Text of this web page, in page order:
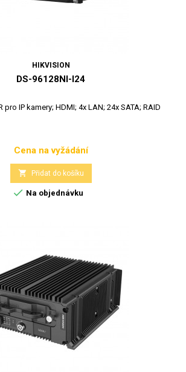
HIKVISION
DS-96128NI-I24
pro IP kamery; HDMI; 4x LAN; 24x SATA; RAID
Cena
Cena na vyžádání
 Přidat do košíku
 Na objednávku